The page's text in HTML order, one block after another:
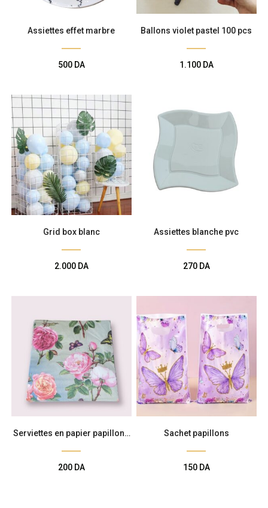
Assiettes effet marbre
500 DA
Ballons violet pastel 100 pcs
1.100 DA
Grid box blanc
2.000 DA
Assiettes blanche pvc
270 DA
Serviettes en papier papillons
200 DA
Sachet papillons
150 DA